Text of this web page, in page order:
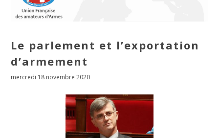
Le parlement et l’exportation
d’armement
mercredi 18 novembre 2020